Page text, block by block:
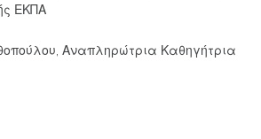
ΕΚΠΑ
Αναπληρώτρια Καθηγήτρια